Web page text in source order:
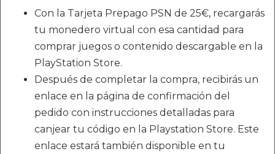
Con la Tarjeta Prepago PSN de 25€, recargarás
tu monedero virtual con esa cantidad para
comprar juegos o contenido descargable en la
PlayStation Store.
Después de completar la compra, recibirás un
enlace en la página de confirmación del
pedido con instrucciones detalladas para
canjear tu código en la Playstation Store. Este
enlace estará también disponible en tu